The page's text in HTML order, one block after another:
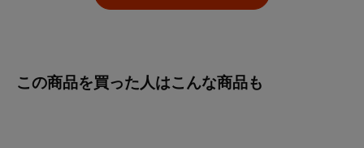
この商品を買った人はこんな商品も